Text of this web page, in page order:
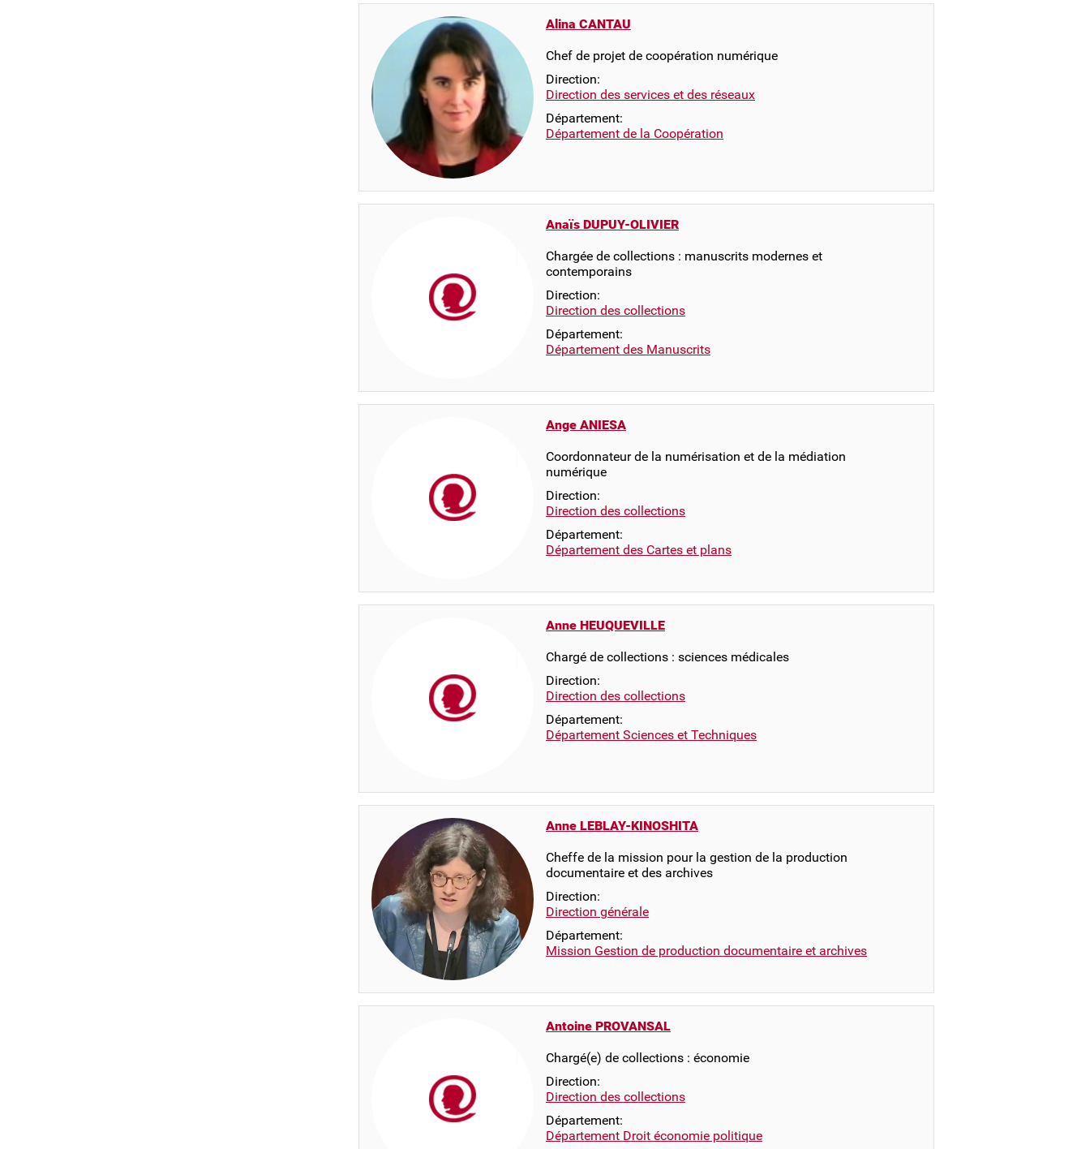
Alina CANTAU
Chef de projet de coopération numérique
Direction:
Direction des services et des réseaux
Département:
Département de la Coopération
Anaïs DUPUY-OLIVIER
Chargée de collections : manuscrits modernes et
contemporains
Direction:
Direction des collections
Département:
Département des Manuscrits
Ange ANIESA
Coordonnateur de la numérisation et de la médiation
numérique
Direction:
Direction des collections
Département:
Département des Cartes et plans
Anne HEUQUEVILLE
Chargé de collections : sciences médicales
Direction:
Direction des collections
Département:
Département Sciences et Techniques
Anne LEBLAY-KINOSHITA
Cheffe de la mission pour la gestion de la production
documentaire et des archives
Direction:
Direction générale
Département:
Mission Gestion de production documentaire et archives
Antoine PROVANSAL
Chargé(e) de collections : économie
Direction:
Direction des collections
Département:
Département Droit économie politique